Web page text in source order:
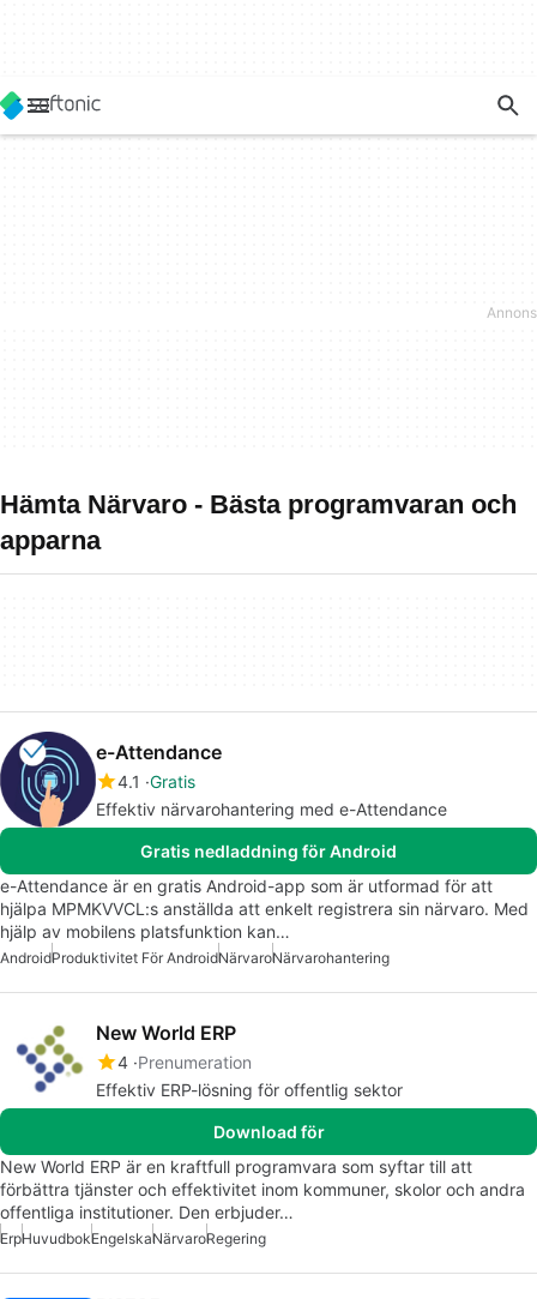
Hämta Närvaro - Bästa programvaran och
apparna
e-Attendance
4.1 Gratis
Effektiv närvarohantering med e-Attendance
Gratis nedladdning för Android
e-Attendance är en gratis Android-app som är utformad för att
hjälpa MPMKVVCL:s anställda att enkelt registrera sin närvaro. Med
hjälp av mobilens platsfunktion kan…
AndroidProduktivitet För AndroidNärvaroNärvarohantering
New World ERP
4 Prenumeration
Effektiv ERP-lösning för offentlig sektor
Download för
New World ERP är en kraftfull programvara som syftar till att
förbättra tjänster och effektivitet inom kommuner, skolor och andra
offentliga institutioner. Den erbjuder…
ErpHuvudbokEngelskaNärvaroRegering